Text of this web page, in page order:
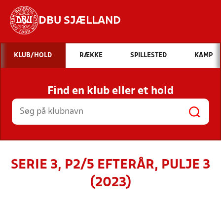
DBU SJÆLLAND
Hvad vil du søge efter?
INDHOLD OG NYHEDER
STILLINGER, RESULTATER, KLUBBER OG
HOLD
KLUB/HOLD RÆKKE SPILLESTED KAMP
Find en klub eller et hold
SERIE 3, P2/5 EFTERÅR, PULJE 3
(2023)